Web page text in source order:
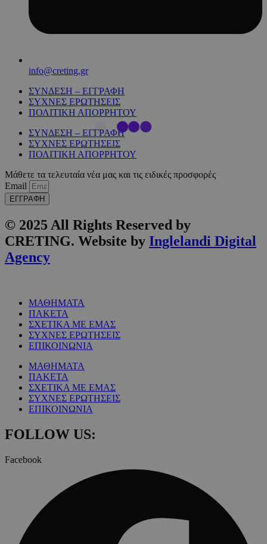
info@creting.gr
ΣΥΝΔΕΣΗ – ΕΓΓΡΑΦΗ
ΣΥΧΝΕΣ ΕΡΩΤΗΣΕΙΣ
ΠΟΛΙΤΙΚΗ ΑΠΟΡΡΗΤΟΥ
ΣΥΝΔΕΣΗ – ΕΓΓΡΑΦΗ
ΣΥΧΝΕΣ ΕΡΩΤΗΣΕΙΣ
ΠΟΛΙΤΙΚΗ ΑΠΟΡΡΗΤΟΥ
Μάθετε τα τελευταία νέα μας και τις ειδικές προσφορές
Email
ΕΓΓΡΑΦΗ
© 2025 All Rights Reserved by
CRETING. Website by Inglelandi Digital
Agency
ΜΑΘΗΜΑΤΑ
ΠΑΚΕΤΑ
ΣΧΕΤΙΚΑ ΜΕ ΕΜΑΣ
ΣΥΧΝΕΣ ΕΡΩΤΗΣΕΙΣ
ΕΠΙΚΟΙΝΩΝΙΑ
ΜΑΘΗΜΑΤΑ
ΠΑΚΕΤΑ
ΣΧΕΤΙΚΑ ΜΕ ΕΜΑΣ
ΣΥΧΝΕΣ ΕΡΩΤΗΣΕΙΣ
ΕΠΙΚΟΙΝΩΝΙΑ
FOLLOW US:
Facebook